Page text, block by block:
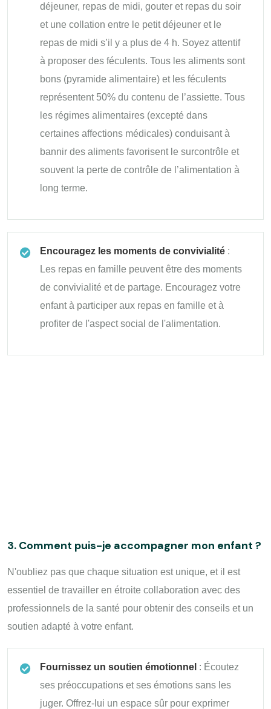
déjeuner, repas de midi, gouter et repas du soir
et une collation entre le petit déjeuner et le
repas de midi s’il y a plus de 4 h. Soyez attentif
à proposer des féculents. Tous les aliments sont
bons (pyramide alimentaire) et les féculents
représentent 50% du contenu de l’assiette. Tous
les régimes alimentaires (excepté dans
certaines affections médicales) conduisant à
bannir des aliments favorisent le surcontrôle et
souvent la perte de contrôle de l’alimentation à
long terme.
Encouragez les moments de convivialité :
Les repas en famille peuvent être des moments
de convivialité et de partage. Encouragez votre
enfant à participer aux repas en famille et à
profiter de l'aspect social de l'alimentation.
3. Comment puis-je accompagner mon enfant ?
N'oubliez pas que chaque situation est unique, et il est
essentiel de travailler en étroite collaboration avec des
professionnels de la santé pour obtenir des conseils et un
soutien adapté à votre enfant.
Fournissez un soutien émotionnel : Écoutez
ses préoccupations et ses émotions sans les
juger. Offrez-lui un espace sûr pour exprimer